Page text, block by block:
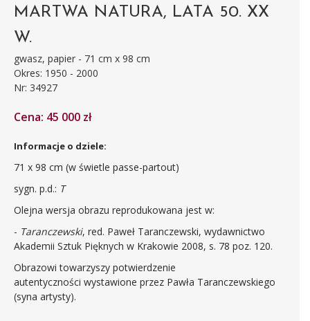
MARTWA NATURA, LATA 50. XX
W.
gwasz, papier - 71 cm x 98 cm
Okres: 1950 - 2000
Nr: 34927
Cena: 45 000 zł
Informacje o dziele:
71 x 98 cm (w świetle passe-partout)
sygn. p.d.: T
Olejna wersja obrazu reprodukowana jest w:
- Taranczewski, red. Paweł Taranczewski, wydawnictwo
Akademii Sztuk Pięknych w Krakowie 2008, s. 78 poz. 120.
Obrazowi towarzyszy potwierdzenie
autentyczności wystawione przez Pawła Taranczewskiego
(syna artysty).